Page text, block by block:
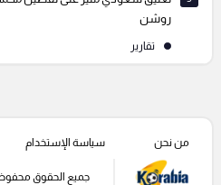
روشن
تقارير
من نحن سياسة الإستخدام
جميع الحقوق محفوظة -